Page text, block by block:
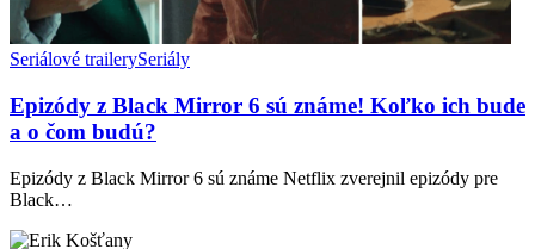
Seriálové trailerySeriály
Epizódy z Black Mirror 6 sú známe! Koľko ich bude
a o čom budú?
Epizódy z Black Mirror 6 sú známe Netflix zverejnil epizódy pre
Black…